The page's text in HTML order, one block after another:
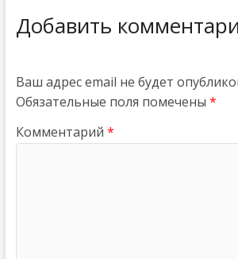
Добавить
Ваш адрес email не будет
Обязательные поля помечены *
Комментарий *